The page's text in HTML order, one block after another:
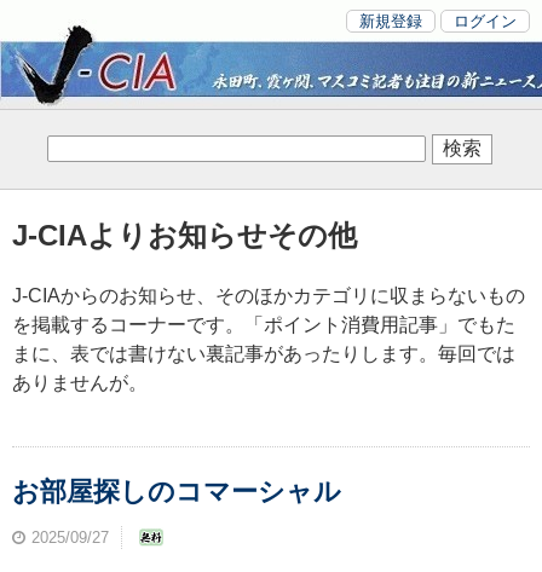
新規登録 ログイン
J-CIAよりお知らせその他
J-CIAからのお知らせ、そのほかカテゴリに収まらないもの
を掲載するコーナーです。「ポイント消費用記事」でもた
まに、表では書けない裏記事があったりします。毎回では
ありませんが。
お部屋探しのコマーシャル
2025/09/27